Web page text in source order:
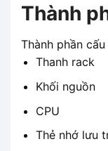
Thành
Thành phần
Thanh rack
Khối nguồn
CPU
Thẻ nhớ lưu